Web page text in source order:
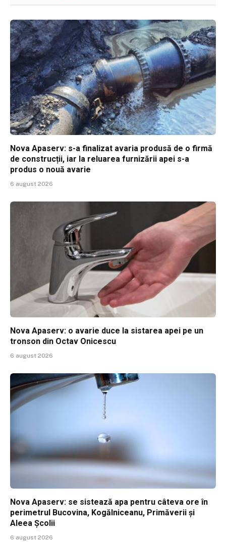
Nova Apaserv: s-a finalizat avaria produsă de o firmă
de construcții, iar la reluarea furnizării apei s-a
produs o nouă avarie
6 august 2026
Nova Apaserv: o avarie duce la sistarea apei pe un
tronson din Octav Onicescu
6 august 2026
Nova Apaserv: se sistează apa pentru câteva ore în
perimetrul Bucovina, Kogălniceanu, Primăverii și
Aleea Școlii
6 august 2026